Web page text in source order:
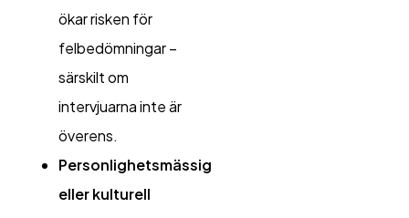
ökar risken för
felbedömningar –
särskilt om
intervjuarna inte är
överens.
Personlighetsmässig
eller kulturell